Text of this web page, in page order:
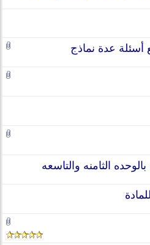
أسئلة عدة نماذج
الثامنه والتاسعه